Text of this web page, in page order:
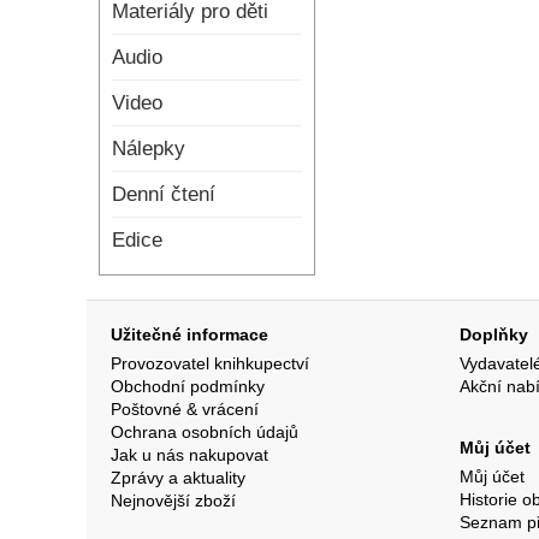
Materiály pro děti
Audio
Video
Nálepky
Denní čtení
Edice
Užitečné informace
Provozovatel knihkupectví
Obchodní podmínky
Poštovné & vrácení
Ochrana osobních údajů
Jak u nás nakupovat
Zprávy a aktuality
Nejnovější zboží
Doplňky
Akční
Můj účet
Můj účet
Historie
Seznam